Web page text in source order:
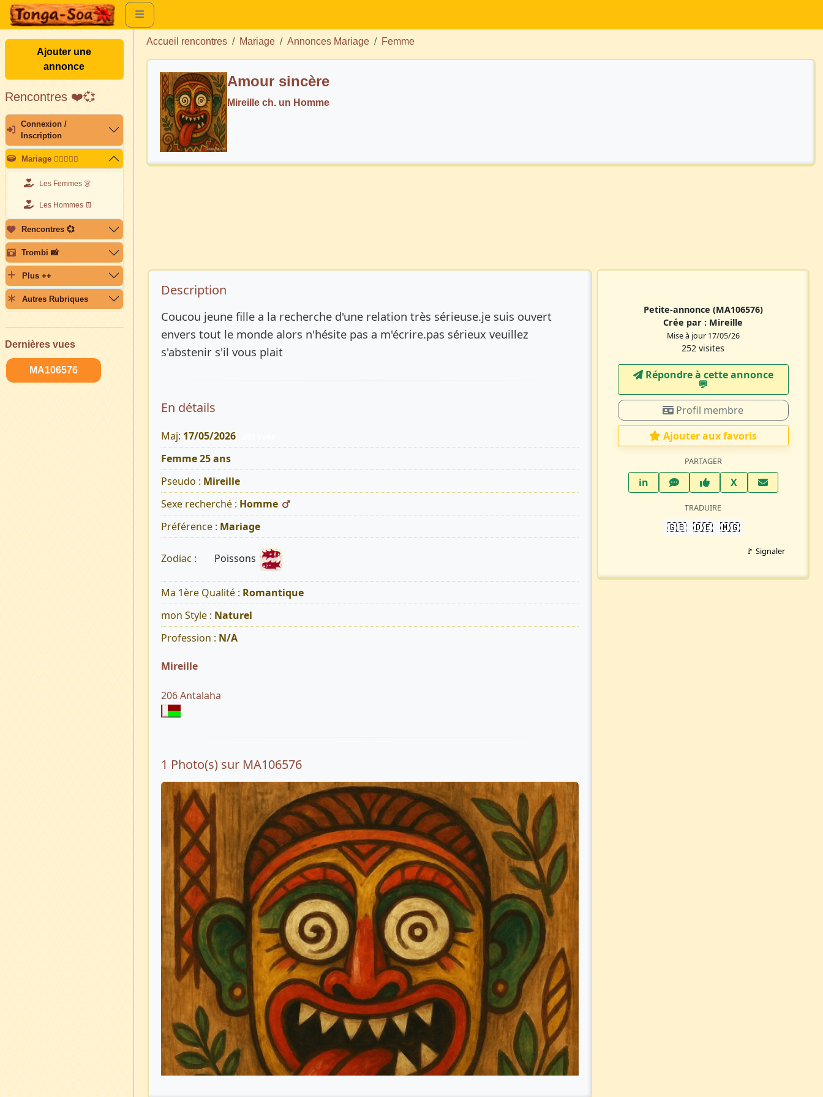
Ajouter une
annonce
Rencontres ❤️💞
Connexion /
Inscription
Mariage 👩🏽‍❤️‍👨🏽
Les Femmes 👗
Les Hommes 👖
Rencontres 💞
Trombi 📸
Plus ++
Autres Rubriques
Dernières vues
MA106576
Accueil rencontres Mariage Annonces Mariage Femme
Amour sincère
Mireille ch. un Homme
Description de l’annonce
Description
Coucou jeune fille a la recherche d'une relation très sérieuse.je suis ouvert
envers tout le monde alors n'hésite pas a m'écrire.pas sérieux veuillez
s'abstenir s'il vous plait
En détails
Maj: 17/05/2026
Femme 25 ans
Pseudo : Mireille
Sexe recherché : Homme
Préférence : Mariage
Zodiac : Poissons
Ma 1ère Qualité : Romantique
mon Style : Naturel
Profession : N/A
Mireille
206 Antalaha
1 Photo(s) sur MA106576
Petite-annonce (MA106576)
Crée par : Mireille
Mise à jour 17/05/26
252 visites
Répondre à cette annonce
💬​
Profil membre
Ajouter aux favoris
PARTAGER
inLinkedInWhatsAppFacebook
XTwitter X
TRADUIRE
🇬🇧 🇩🇪 🇲🇬
🚩 Signaler